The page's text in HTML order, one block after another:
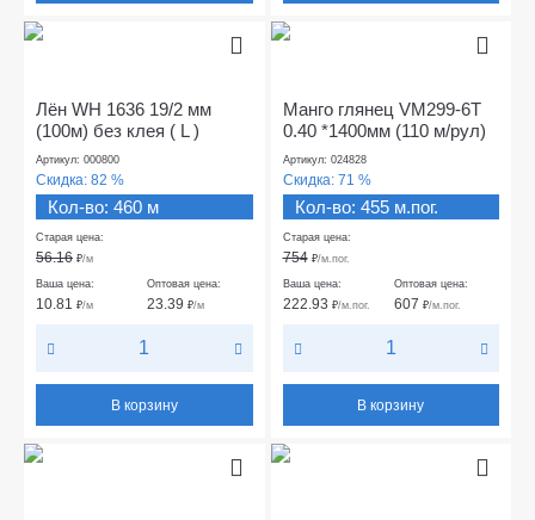
Лён WH 1636 19/2 мм
(100м) без клея ( L )
Артикул: 000800
Скидка: 82 %
Кол-во: 460 м
Старая цена:
56.16 ₽/м
Ваша цена:
10.81 ₽/м
Оптовая цена:
23.39₽/м
В корзину
Манго глянец VM299-6T
0.40 *1400мм (110 м/рул)
Артикул: 024828
Скидка: 71 %
Кол-во: 455 м.пог.
Старая цена:
754 ₽/м.пог.
Ваша цена:
222.93 ₽/м.пог.
Оптовая цена:
607 ₽/м.пог.
В корзину